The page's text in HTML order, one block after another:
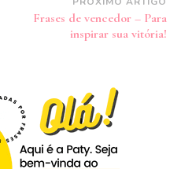
Frases de vencedor – Para
inspirar sua vitória!